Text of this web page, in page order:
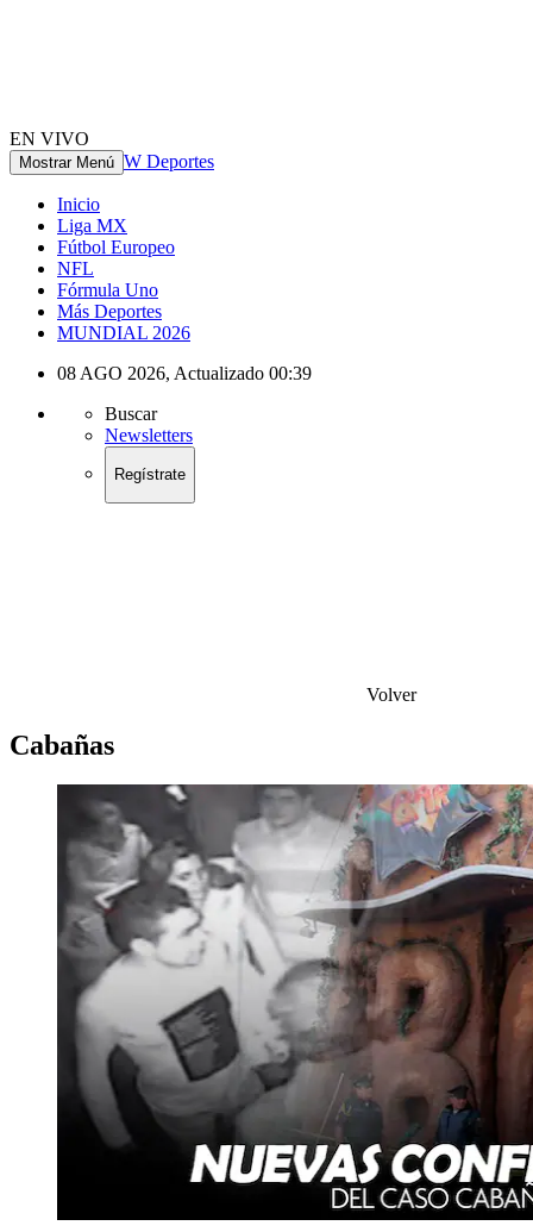
EN VIVO
Mostrar Menú W Deportes
Inicio
Liga MX
Fútbol Europeo
NFL
Fórmula Uno
Más Deportes
MUNDIAL 2026
08 AGO 2026, Actualizado 00:39
Buscar
Newsletters
Regístrate
Volver
Cabañas